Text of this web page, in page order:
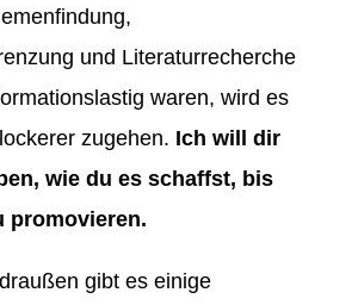
und Literaturrecherche
waren, wird es
zugehen. Ich will dir
wie du es schaffst, bis
promovieren.
gibt es einige